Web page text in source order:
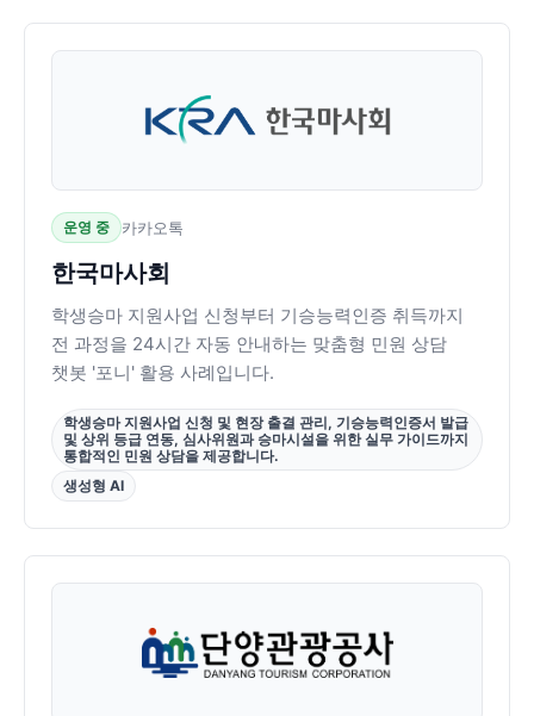
운영 중 카카오톡
한국마사회
학생승마 지원사업 신청부터 기승능력인증 취득까지
전 과정을 24시간 자동 안내하는 맞춤형 민원 상담
챗봇 '포니' 활용 사례입니다.
학생승마 지원사업 신청 및 현장 출결 관리, 기승능력인증서 발급
및 상위 등급 연동, 심사위원과 승마시설을 위한 실무 가이드까지
통합적인 민원 상담을 제공합니다.
생성형 AI